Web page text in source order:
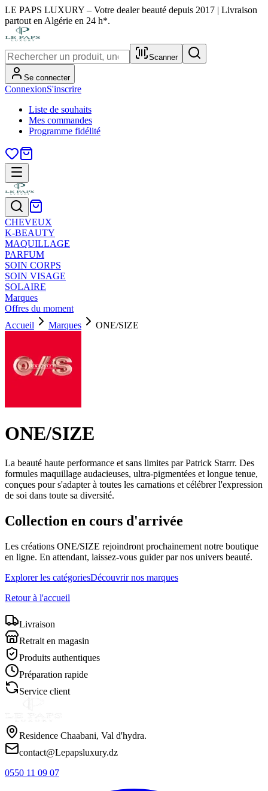
LE PAPS LUXURY – Votre dealer beauté depuis 2017 | Livraison
partout en Algérie en 24 h*.
Scanner
Se connecter
ConnexionS'inscrire
Liste de souhaits
Mes commandes
Programme fidélité
CHEVEUX
K-BEAUTY
MAQUILLAGE
PARFUM
SOIN CORPS
SOIN VISAGE
SOLAIRE
Marques
Offres du moment
Accueil
Marques ONE/SIZE
ONE/SIZE
La beauté haute performance et sans limites par Patrick Starrr. Des
formules maquillage audacieuses, ultra-pigmentées et longue tenue,
conçues pour s'adapter à toutes les carnations et célébrer l'expression
de soi dans toute sa diversité.
Collection en cours d'arrivée
Les créations ONE/SIZE rejoindront prochainement notre boutique
en ligne. En attendant, laissez-vous guider par nos univers beauté.
Explorer les catégoriesDécouvrir nos marques
Retour à l'accueil
Livraison
Retrait en magasin
Produits authentiques
Préparation rapide
Service client
Residence Chaabani, Val d'hydra.
contact@Lepapsluxury.dz
0550 11 09 07